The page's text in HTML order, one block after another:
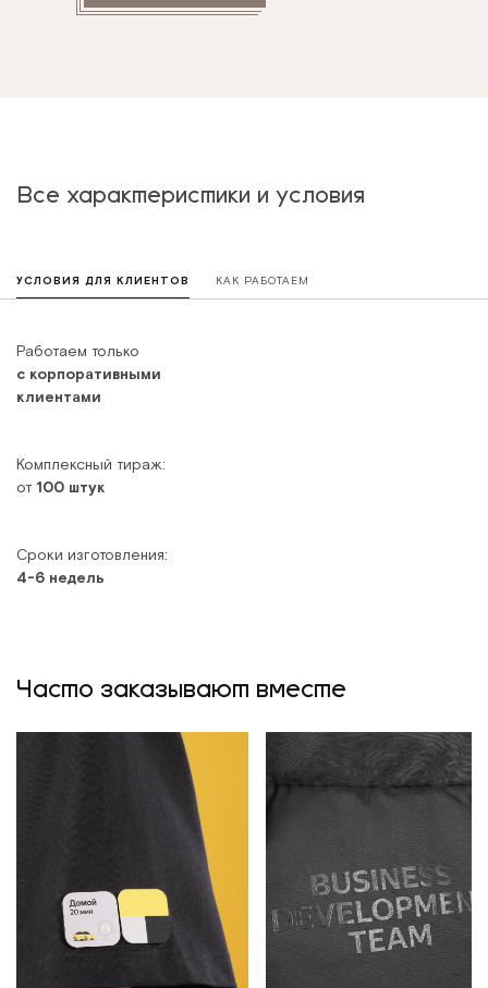
Все характеристики и условия
УСЛОВИЯ ДЛЯ КЛИЕНТОВ КАК РАБОТАЕМ
Работаем только
с корпоративными
клиентами
Комплексный тираж:
от 100 штук
Сроки изготовления:
4-6 недель
Часто заказывают вместе